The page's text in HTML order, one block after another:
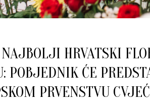
NAJBOLJI HRVATSKI
POBJEDNIK ĆE
PRVENSTVU